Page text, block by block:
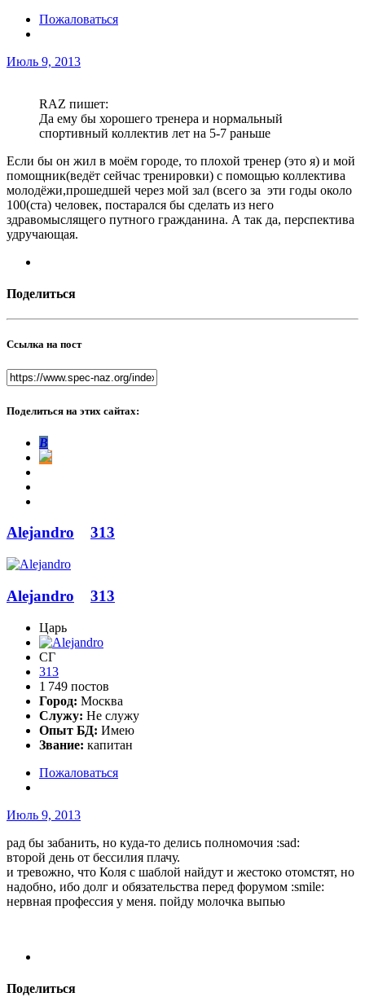
Пожаловаться
Июль 9, 2013
RAZ пишет:
Да ему бы хорошего тренера и нормальный
спортивный коллектив лет на 5-7 раньше
Если бы он жил в моём городе, то плохой тренер (это я) и мой
помощник(ведёт сейчас тренировки) с помощью коллектива
молодёжи,прошедшей через мой зал (всего за эти годы около
100(ста) человек, постарался бы сделать из него
здравомыслящего путного гражданина. А так да, перспектива
удручающая.
Поделиться
Ссылка на пост
Поделиться на этих сайтах:
В
Alejandro 313
Alejandro 313
Царь
СГ
313
1 749 постов
Город: Москва
Служу: Не служу
Опыт БД: Имею
Звание: капитан
Пожаловаться
Июль 9, 2013
рад бы забанить, но куда-то делись полномочия :sad:
второй день от бессилия плачу.
и тревожно, что Коля с шаблой найдут и жестоко отомстят, но
надобно, ибо долг и обязательства перед форумом :smile:
нервная профессия у меня. пойду молочка выпью
Поделиться